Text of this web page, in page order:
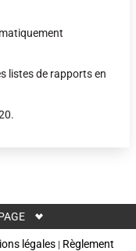
listes de rapports en
légales| Règlement